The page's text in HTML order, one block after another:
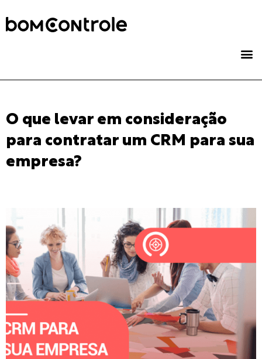
O que levar em consideração
para contratar um CRM para sua
empresa?